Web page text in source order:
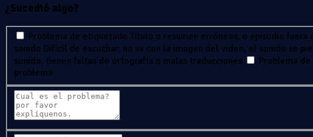
¿Sucedió algo?
Problema de etiquetado Título o resumen erróneos, o episodio fuera
sonido Difícil de escuchar, no va con la imagen del video, el sonido se
sonido, tienen faltas de ortografía o malas traducciones
Problema
problema